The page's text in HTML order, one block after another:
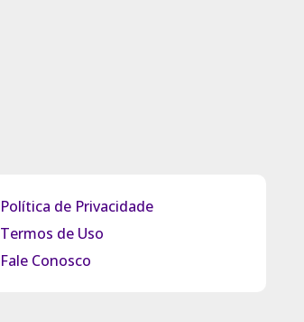
Política de Privacidade
Termos de Uso
Fale Conosco